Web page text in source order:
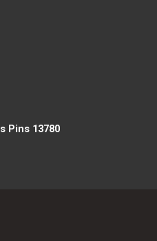
Pins 13780